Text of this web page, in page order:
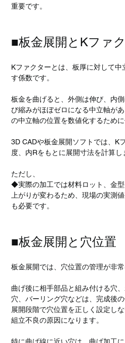
重要です。
■板金展開とKファ
Kファクターとは、板厚に対して
す係数です。
板金を曲げると、外側は伸び、内
び縮みがほぼゼロになる中立軸が
の中立軸の位置を数値化するために
3D CADや板金展開ソフトでは、K
度、内Rをもとに展開寸法を計算し
ただし、
◆実際の加工では材料ロット、金
上がりが変わるため、現場の実測
も必要です。
■板金展開と穴位置
板金展開では、穴位置の管理が非常
曲げ後に相手部品と組み付ける穴
穴、バーリング穴などは、完成後
展開段階で穴位置を正しく設定し
組立不良の原因になります。
特に曲げ線に近い穴は、曲げ加工